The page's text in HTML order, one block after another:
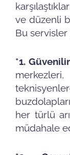
ve düzenli
Bu
*1.
her türlü
müdahale